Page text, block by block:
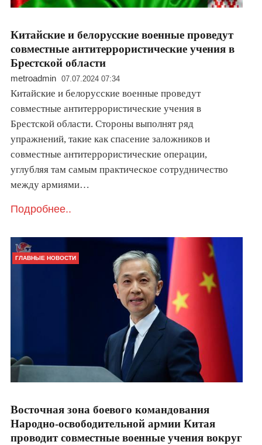
Китайские и белорусские военные проведут
совместные антитеррористические учения в
Брестской области
metroadmin 07.07.2024 07:34
Китайские и белорусские военные проведут
совместные антитеррористические учения в
Брестской области. Стороны выполнят ряд
упражнений, такие как спасение заложников и
совместные антитеррористические операции,
углубляя там самым практическое сотрудничество
между армиями…
Подробнее..
ГЛАВНЫЕ НОВОСТИ
Восточная зона боевого командования
Народно-освободительной армии Китая
проводит совместные военные учения вокруг